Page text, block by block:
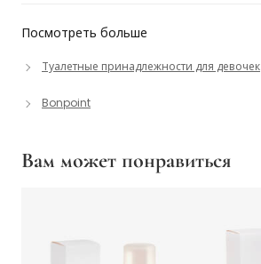
Посмотреть больше
Туалетные принадлежности для девочек
Bonpoint
Вам может понравиться